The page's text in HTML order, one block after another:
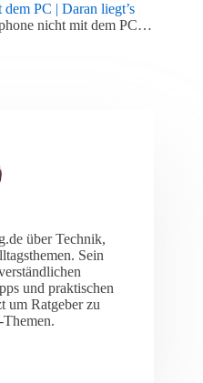
PC | Daran liegt’s
nicht mit dem PC…
über Technik,
Sein
und praktischen
um Ratgeber zu